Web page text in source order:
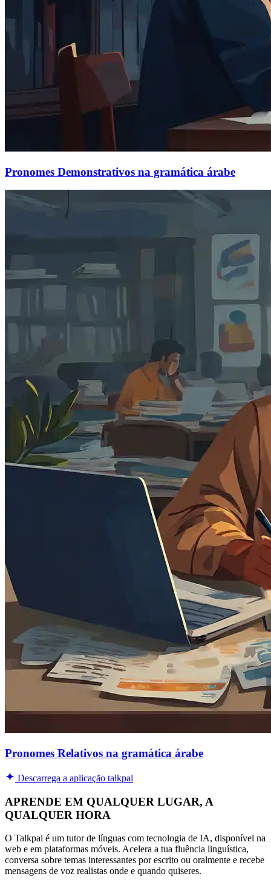
Pronomes Demonstrativos na gramática árabe
Pronomes Relativos na gramática árabe
Descarrega a aplicação talkpal
APRENDE EM QUALQUER LUGAR, A
QUALQUER HORA
O Talkpal é um tutor de línguas com tecnologia de IA, disponível na
web e em plataformas móveis. Acelera a tua fluência linguística,
conversa sobre temas interessantes por escrito ou oralmente e recebe
mensagens de voz realistas onde e quando quiseres.